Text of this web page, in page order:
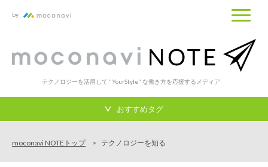
テクノロジーを活用して "YourStyle" な働き方を応援するメディア
by
おすすめタグ
moconavi NOTEトップ テクノロジーを知る